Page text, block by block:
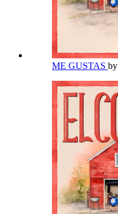
ME GUSTAS by